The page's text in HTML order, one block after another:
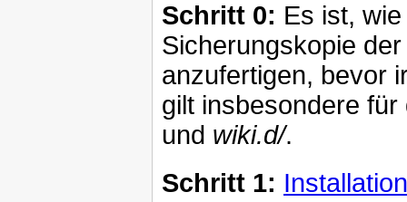
Schritt 0: Es ist,
Sicherungskopie
anzufertigen, bevor
gilt insbesondere
und wiki.d/.
Schritt 1: Installation